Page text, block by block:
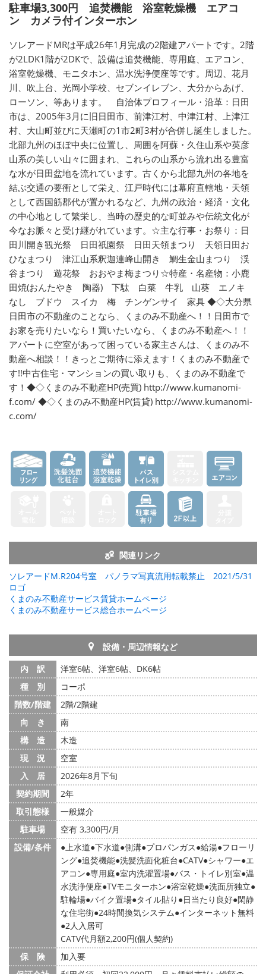
駐車場3,300円 追焚機能 浴室乾燥機 エアコ
ン カメラ付インターホン
ソレアードMRは平成26年1月完成の2階建アパートです。2階
が2LDK1階が2DKで、設備は追焚機能、専用庭、エアコン、
浴室乾燥機、モニタホン、温水洗浄便座等です。周辺、花月
川、吹上台、光岡小学校、セブンイレブン、大分からあげ、
ローソン、等あります。 自治体プロフィール・沿革：日田
市は、2005年3月に旧日田市、前津江村、中津江村、上津江
村、大山町並びに天瀬町の1市2町3村が合併し誕生しました。
北部九州のほぼ中央に位置し、周囲を阿蘇・久住山系や英彦
山系の美しい山々に囲まれ、これらの山系から流れ出る豊富
な水が日田盆地を流れています。古くから北部九州の各地を
結ぶ交通の要衝として栄え、江戸時代には幕府直轄地・天領
として西国筋郡代が置かれるなど、九州の政治・経済・文化
の中心地として繁栄し、当時の歴史的な町並みや伝統文化が
今なお脈々と受け継がれています。☆主な行事・お祭り：日
田川開き観光祭 日田祇園祭 日田天領まつり 天領日田お
ひなまつり 津江山系釈迦連峰山開き 鯛生金山まつり 渓
谷まつり 遊花祭 おおやま梅まつり☆特産・名産物：小鹿
田焼(おんたやき 陶器) 下駄 白菜 牛乳 山葵 エノキ
なし ブドウ スイカ 梅 チンゲンサイ 家具 ◆◇大分県
日田市の不動産のことなら、くまのみ不動産へ！！日田市で
お家を売りたいなら！買いたいなら、くまのみ不動産へ！！
アパートに空室があって困っている家主さんは、くまのみ不
動産へ相談！！きっとご期待に添えます！くまのみ不動産で
す!!中古住宅・マンションの買い取りも、くまのみ不動産で
す！◆◇くまのみ不動産HP(売買) http://www.kumanomi-
f.com/ ◆◇くまのみ不動産HP(賃貸) http://www.kumanomi-
c.com/
関連リンク
ソレアードM.R204号室 パノラマ写真流用転載禁止 2021/5/31
ロゴ
くまのみ不動産サービス賃貸ホームページ
くまのみ不動産サービス総合ホームページ
設備・周辺情報など
内 訳
洋室6帖、洋室6帖、DK6帖
種 別
コーポ
階数/階建
2階/2階建
向 き
南
構 造
木造
現 況
空室
入 居
2026年8月下旬
契約期間
2年
取引態様
一般媒介
駐車場
空有 3,300円/月
設備/条件
上水道 下水道 側溝 プロパンガス 給湯 フローリ
ング 追焚機能 洗髪洗面化粧台 CATV シャワー エ
アコン 専用庭 室内洗濯置場 バス・トイレ別室 温
水洗浄便座 TVモニターホン 浴室乾燥 洗面所独立
駐輪場 バイク置場 タイル貼り 日当たり良好 閑静
な住宅街 24時間換気システム インターネット無料
2人入居可
CATV代月額2,200円(個人契約)
保 険
加入要